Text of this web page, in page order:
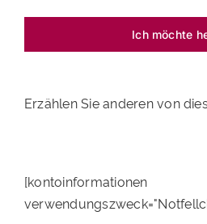
Ich möchte
Erzählen Sie anderen von
[kontoinformationen